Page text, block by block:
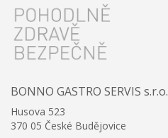
BONNO GASTRO SERVIS s.r.o.
Husova 523
370 05 České Budějovice